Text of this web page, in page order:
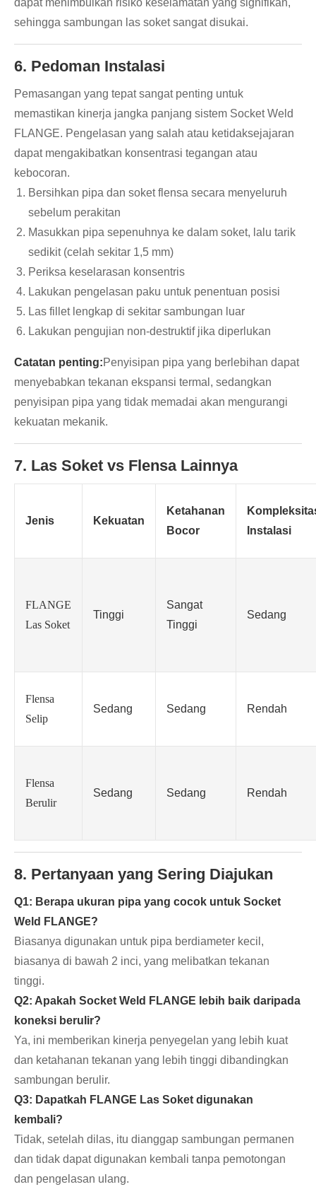
dapat menimbulkan risiko keselamatan yang signifikan,
sehingga sambungan las soket sangat disukai.
6. Pedoman Instalasi
Pemasangan yang tepat sangat penting untuk
memastikan kinerja jangka panjang sistem Socket Weld
FLANGE. Pengelasan yang salah atau ketidaksejajaran
dapat mengakibatkan konsentrasi tegangan atau
kebocoran.
Bersihkan pipa dan soket flensa secara menyeluruh
sebelum perakitan
Masukkan pipa sepenuhnya ke dalam soket, lalu tarik
sedikit (celah sekitar 1,5 mm)
Periksa keselarasan konsentris
Lakukan pengelasan paku untuk penentuan posisi
Las fillet lengkap di sekitar sambungan luar
Lakukan pengujian non-destruktif jika diperlukan
Catatan penting:Penyisipan pipa yang berlebihan dapat
menyebabkan tekanan ekspansi termal, sedangkan
penyisipan pipa yang tidak memadai akan mengurangi
kekuatan mekanik.
7. Las Soket vs Flensa Lainnya
Jenis Kekuatan
Ketahanan
Bocor
Instalasi
FLANGE
Las Soket
Tinggi
Sangat
Tinggi
Sedang
Flensa
Selip
Sedang Sedang Rendah
Flensa
Berulir
Sedang Sedang Rendah
8. Pertanyaan yang Sering Diajukan
Q1: Berapa ukuran pipa yang cocok untuk Socket
Weld FLANGE?
Biasanya digunakan untuk pipa berdiameter kecil,
biasanya di bawah 2 inci, yang melibatkan tekanan
tinggi.
Q2: Apakah Socket Weld FLANGE lebih baik daripada
koneksi berulir?
Ya, ini memberikan kinerja penyegelan yang lebih kuat
dan ketahanan tekanan yang lebih tinggi dibandingkan
sambungan berulir.
Q3: Dapatkah FLANGE Las Soket digunakan
kembali?
Tidak, setelah dilas, itu dianggap sambungan permanen
dan tidak dapat digunakan kembali tanpa pemotongan
dan pengelasan ulang.